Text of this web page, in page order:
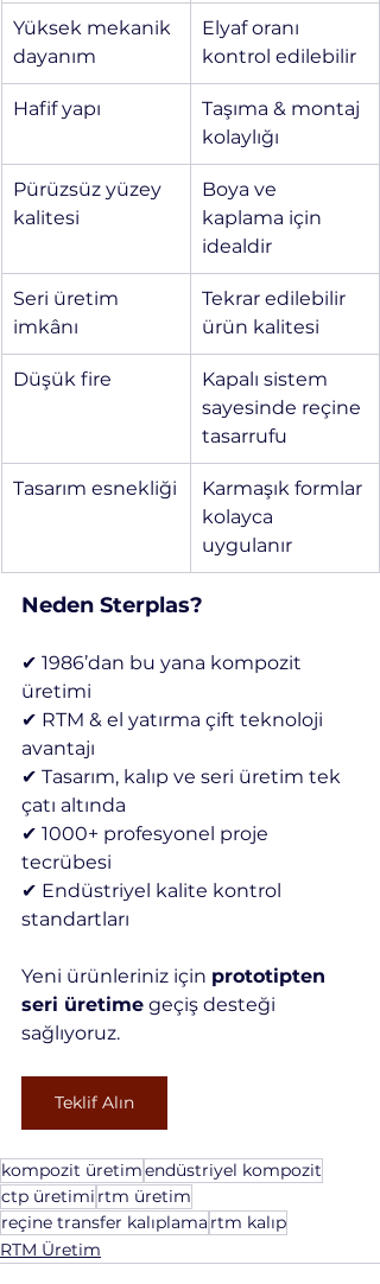
Yüksek mekanik
dayanım
Elyaf oranı
kontrol edilebilir
Hafif yapı
Taşıma & montaj
kolaylığı
Pürüzsüz yüzey
kalitesi
Boya ve
kaplama için
idealdir
Seri üretim
imkânı
Tekrar edilebilir
ürün kalitesi
Düşük fire
Kapalı sistem
sayesinde reçine
tasarrufu
Tasarım esnekliği
Karmaşık formlar
kolayca
uygulanır
Neden Sterplas?
✔ 1986’dan bu yana kompozit
üretimi
✔ RTM & el yatırma çift teknoloji
avantajı
✔ Tasarım, kalıp ve seri üretim tek
çatı altında
✔ 1000+ profesyonel proje
tecrübesi
✔ Endüstriyel kalite kontrol
standartları
Yeni ürünleriniz için prototipten
seri üretime geçiş desteği
sağlıyoruz.
Teklif Alın
kompozit üretimendüstriyel kompozit
ctp üretimi rtm üretim
reçine transfer kalıplama rtm kalıp
RTM Üretim